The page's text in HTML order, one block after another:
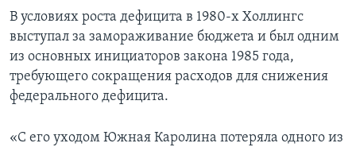
В условиях роста дефицита в 1980-х Холлингс
выступал за замораживание бюджета и был одним
из основных инициаторов закона 1985 года,
требующего сокращения расходов для снижения
федерального дефицита.
«С его уходом Южная Каролина потеряла одного из